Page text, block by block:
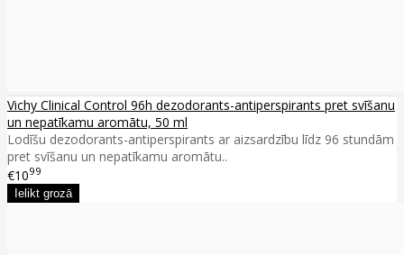
Vichy Clinical Control 96h dezodorants-antiperspirants pret svīšanu
un nepatīkamu aromātu, 50 ml
Lodīšu dezodorants-antiperspirants ar aizsardzību līdz 96 stundām
pret svīšanu un nepatīkamu aromātu..
€1099